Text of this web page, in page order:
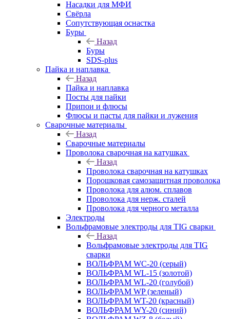
Насадки для МФИ
Свёрла
Сопутствующая оснастка
Буры
Назад
Буры
SDS-plus
Пайка и наплавка
Назад
Пайка и наплавка
Посты для пайки
Припои и флюсы
Флюсы и пасты для пайки и лужения
Сварочные материалы
Назад
Сварочные материалы
Проволока сварочная на катушках
Назад
Проволока сварочная на катушках
Порошковая самозащитная проволока
Проволока для алюм. сплавов
Проволока для нерж. сталей
Проволока для черного металла
Электроды
Вольфрамовые электроды для TIG сварки
Назад
Вольфрамовые электроды для TIG
сварки
ВОЛЬФРАМ WC-20 (серый)
ВОЛЬФРАМ WL-15 (золотой)
ВОЛЬФРАМ WL-20 (голубой)
ВОЛЬФРАМ WP (зеленый)
ВОЛЬФРАМ WT-20 (красный)
ВОЛЬФРАМ WY-20 (синий)